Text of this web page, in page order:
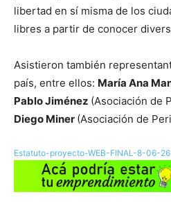
libertad en sí misma de los
libres a partir de conocer
Asistieron también
país, entre ellos: María Ana
Pablo Jiménez (Asociación de
Diego Miner (Asociación de
Estatuto-proyecto-WEB-FINAL-8-06-26